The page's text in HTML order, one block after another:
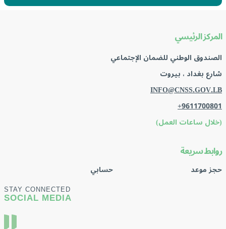
المركز الرئيسي
الصندوق الوطني للضمان الإجتماعي
شارع بغداد ، بيروت
INFO@CNSS.GOV.LB
+9611700801
(خلال ساعات العمل)
روابط سريعة
حجز موعد حسابي
STAY CONNECTED
SOCIAL MEDIA